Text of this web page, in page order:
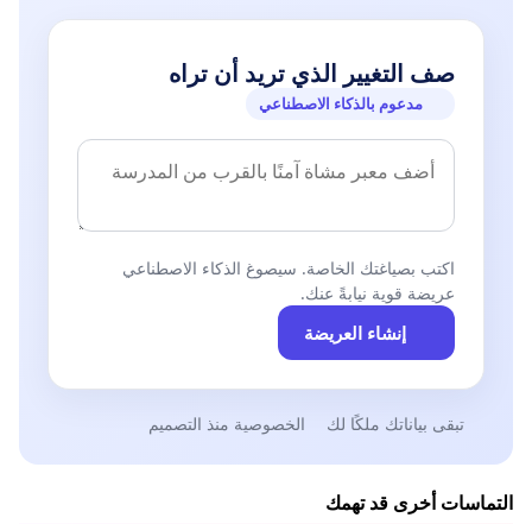
صف التغيير الذي تريد أن تراه
مدعوم بالذكاء الاصطناعي
اكتب بصياغتك الخاصة. سيصوغ الذكاء الاصطناعي
عريضة قوية نيابةً عنك.
إنشاء العريضة
تبقى بياناتك ملكًا لك الخصوصية منذ التصميم
التماسات أخرى قد تهمك